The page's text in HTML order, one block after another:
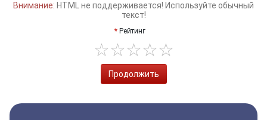
Внимание: HTML не поддерживается! Используйте обычный
текст!
Рейтинг
Продолжить